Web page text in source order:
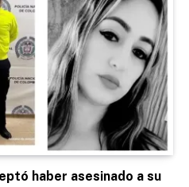
haber asesinado a su